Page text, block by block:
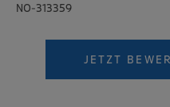
NO-313359
JETZT